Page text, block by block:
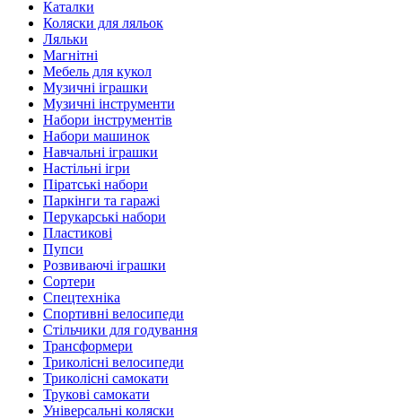
Каталки
Коляски для ляльок
Ляльки
Магнітні
Мебель для кукол
Музичні іграшки
Музичні інструменти
Набори інструментів
Набори машинок
Навчальні іграшки
Настільні ігри
Піратські набори
Паркінги та гаражі
Перукарські набори
Пластикові
Пупси
Розвиваючі іграшки
Сортери
Спецтехніка
Спортивні велосипеди
Стільчики для годування
Трансформери
Триколісні велосипеди
Триколісні самокати
Трукові самокати
Універсальні коляски